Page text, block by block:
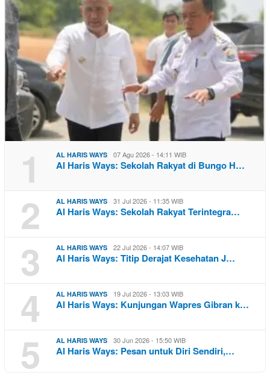
1 AL HARIS WAYS 07 Agu 2026 - 14:11 WIB
Al Haris Ways: Sekolah Rakyat di Bungo H…
2 AL HARIS WAYS 31 Jul 2026 - 11:35 WIB
Al Haris Ways: Sekolah Rakyat Terintegra…
3 AL HARIS WAYS 22 Jul 2026 - 14:07 WIB
Al Haris Ways: Titip Derajat Kesehatan J…
4 AL HARIS WAYS 19 Jul 2026 - 13:03 WIB
Al Haris Ways: Kunjungan Wapres Gibran k…
5 AL HARIS WAYS 30 Jun 2026 - 15:50 WIB
Al Haris Ways: Pesan untuk Diri Sendiri,…